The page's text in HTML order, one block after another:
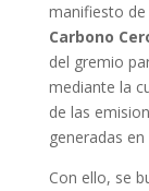
manifiesto de
Carbono
del gremio
mediante la
de las
generadas
Con ello, se